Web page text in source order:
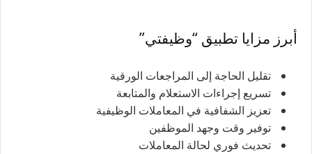
أبرز مزايا تطبيق “وظيفتي”
تقليل الحاجة إلى المراجعات الورقية
تسريع إجراءات الاستعلام والمتابعة
تعزيز الشفافية في المعاملات الوظيفية
توفير وقت وجهد الموظفين
تحديث فوري لحالة المعاملات